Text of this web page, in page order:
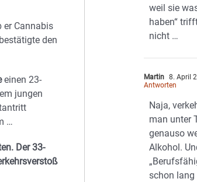
er Cannabis
den
einen 23-
jungen
…
Der 33-
weil sie
haben“
nicht …
Martin 8. April
Antworten
Naja,
man unter
genauso
Alkohol.
schon lang